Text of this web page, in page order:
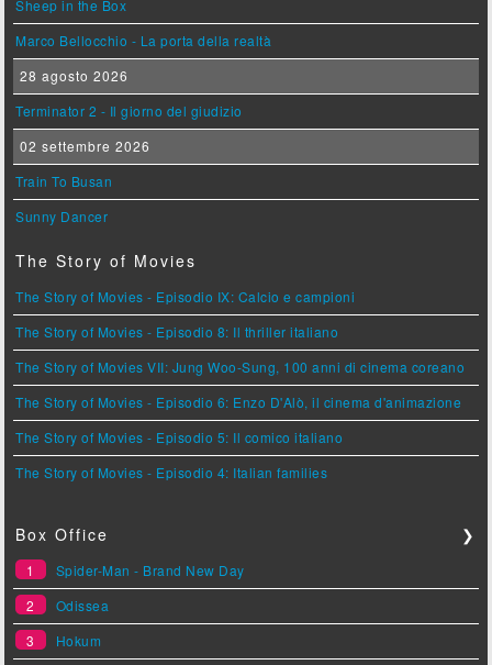
Sheep in the Box
Marco Bellocchio - La porta della realtà
28 agosto 2026
Terminator 2 - Il giorno del giudizio
02 settembre 2026
Train To Busan
Sunny Dancer
The Story of Movies
The Story of Movies - Episodio IX: Calcio e campioni
The Story of Movies - Episodio 8: Il thriller italiano
The Story of Movies VII: Jung Woo-Sung, 100 anni di cinema coreano
The Story of Movies - Episodio 6: Enzo D'Alò, il cinema d'animazione
The Story of Movies - Episodio 5: Il comico italiano
The Story of Movies - Episodio 4: Italian families
Box Office ❯
1
Spider-Man - Brand New Day
2
Odissea
3
Hokum